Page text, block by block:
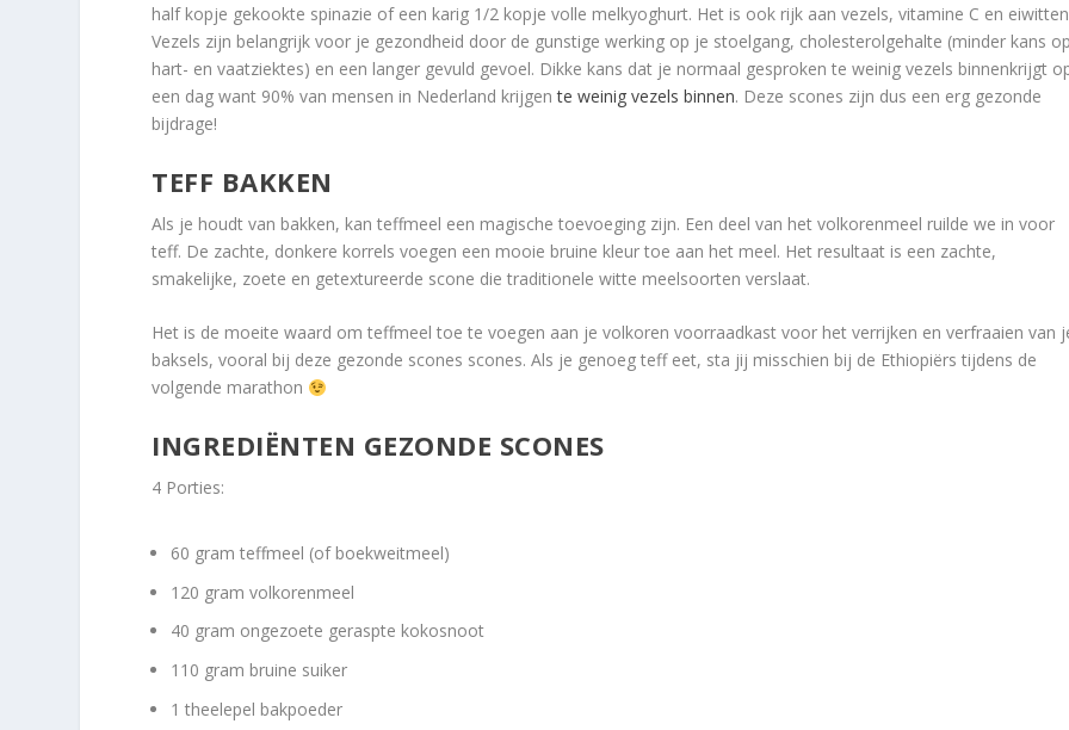
half kopje gekookte spinazie of een karig 1/2 kopje volle melkyoghurt. Het is ook rijk aan vezels, vitamine C en
Vezels zijn belangrijk voor je gezondheid door de gunstige werking op je stoelgang, cholesterolgehalte (minder kans
hart- en vaatziektes) en een langer gevuld gevoel. Dikke kans dat je normaal gesproken te weinig vezels binnenkrijgt
een dag want 90% van mensen in Nederland krijgente weinig vezels binnen. Deze scones zijn dus een erg gezonde
bijdrage!
TEFF BAKKEN
Als je houdt van bakken, kan teffmeel een magische toevoeging zijn. Een deel van het volkorenmeel ruilde we in voor
teff. De zachte, donkere korrels voegen een mooie bruine kleur toe aan het meel. Het resultaat is een zachte,
smakelijke, zoete en getextureerde scone die traditionele witte meelsoorten verslaat.
Het is de moeite waard om teffmeel toe te voegen aan je volkoren voorraadkast voor het verrijken en verfraaien van
baksels, vooral bij deze gezonde scones scones. Als je genoeg teff eet, sta jij misschien bij de Ethiopiërs tijdens de
volgende marathon
INGREDIËNTEN GEZONDE SCONES
4 Porties:
60 gram teffmeel (of boekweitmeel)
120 gram volkorenmeel
40 gram ongezoete geraspte kokosnoot
110 gram bruine suiker
1 theelepel bakpoeder